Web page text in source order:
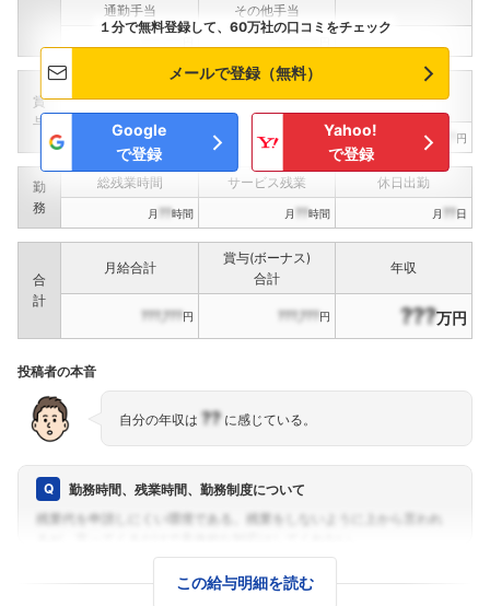
通勤手当
その他手当
賞
与
インセンティブ賞与
決算賞与
???,??? ???,??? 円 ???,??? 円
勤
務
総残業時間 サービス残業 休日出勤
月 ??時間 月 ??時間 月 ??日
合
計
月給合計
賞与(ボーナス)
合計
年収
???,???円 ???,???円 ???万円
１分で無料登録して、60万社の口コミをチェック
メールで登録（無料）
Google
で登録
Yahoo!
で登録
投稿者の本音
自分の年収は ??に感じている。
勤務時間、残業時間、勤務制度について
この給与明細を読む